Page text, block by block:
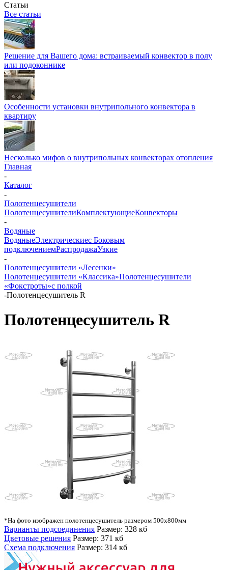
Статьи
Все статьи
Решение для Вашего дома: встраиваемый конвектор в полу
или подоконнике
Особенности установки внутрипольного конвектора в
квартиру
Несколько мифов о внутрипольных конвекторах отопления
Главная
-
Каталог
-
Полотенцесушители
ПолотенцесушителиКомплектующиеКонвекторы
-
Водяные
ВодяныеЭлектрическиес Боковым
подключениемРаспродажаУзкие
-
Полотенцесушители «Лесенки»
Полотенцесушители «Классика»Полотенцесушители
«Фокстроты»с полкой
-Полотенцесушитель R
Полотенцесушитель R
*На фото изображен полотенцесушитель размером 500х800мм
Варианты подсоединения Размер: 328 кб
Цветовые решения Размер: 371 кб
Схема подключения Размер: 314 кб